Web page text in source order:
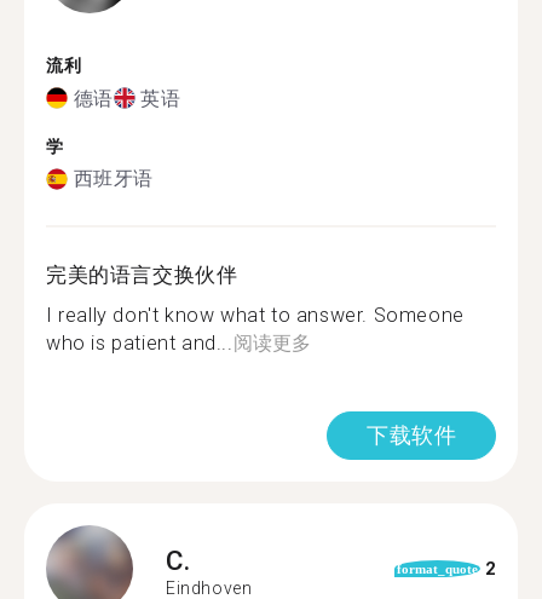
流利
德语 英语
学
西班牙语
完美的语言交换伙伴
I really don't know what to answer. Someone
who is patient and...阅读更多
下载软件
C.
Eindhoven
format_quote 2